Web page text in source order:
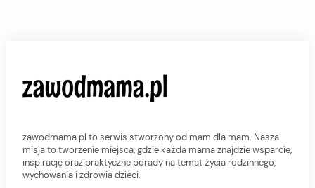
zawodmama.pl to serwis stworzony od mam dla mam. Nasza
misja to tworzenie miejsca, gdzie każda mama znajdzie wsparcie,
inspirację oraz praktyczne porady na temat życia rodzinnego,
wychowania i zdrowia dzieci.